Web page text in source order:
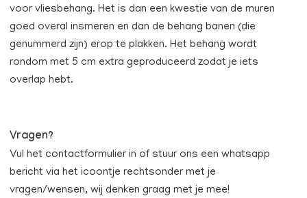
voor vliesbehang. Het is dan een kwestie van de muren
goed overal insmeren en dan de behang banen (die
genummerd zijn) erop te plakken. Het behang wordt
rondom met 5 cm extra geproduceerd zodat je iets
overlap hebt.
Vragen?
Vul het contactformulier in of stuur ons een whatsapp
bericht via het icoontje rechtsonder met je
vragen/wensen, wij denken graag met je mee!